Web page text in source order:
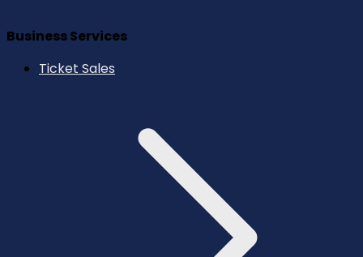
Business Services
Ticket Sales